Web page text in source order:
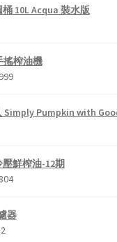
10L Acqua 裝水版
搖榨油機
Simply Pumpkin with
壓鮮榨油-12期
器